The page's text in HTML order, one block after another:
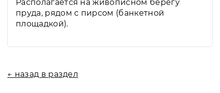
Располагается на живописном берегу
пруда, рядом с пирсом (банкетной
площадкой).
← назад в раздел